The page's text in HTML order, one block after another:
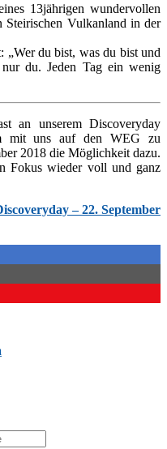
13jährigen wundervollen
Steirischen Vulkanland in der
„Wer du bist, was du bist und
du. Jeden Tag ein wenig
an unserem Discoveryday
mit uns auf den WEG zu
2018 die Möglichkeit dazu.
Fokus wieder voll und ganz
– 22. September